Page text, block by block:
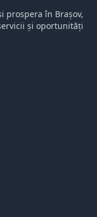
prospera în Brașov,
și oportunități